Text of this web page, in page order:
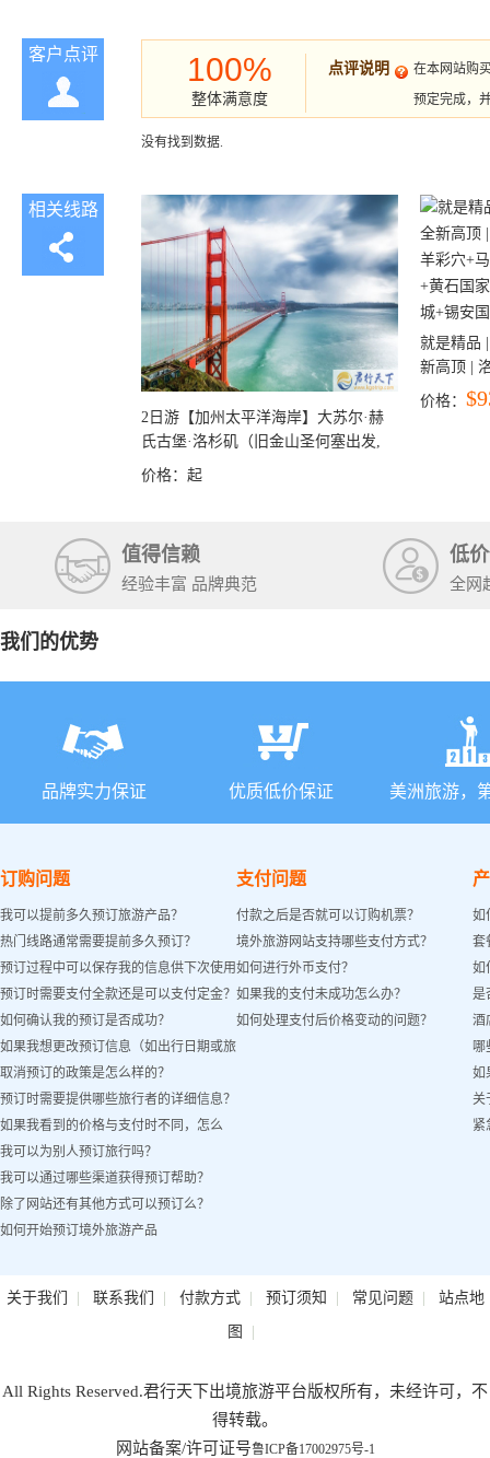
客户点评 100%
整体满意度
点评说明
在本网站购
预定完成，
没有找到数据.
相关线路
2日游【加州太平洋海岸】大苏尔·赫
氏古堡·洛杉矶（旧金山圣何塞出发,
洛杉矶结束）
价格： 起
就是精品
新高顶 |
彩穴+马
价格：
值得信赖
经验丰富 品牌典范
低
全网
我们的优势
品牌实力保证 优质低价保证 美洲旅游，
订购问题
我可以提前多久预订旅游产品？
热门线路通常需要提前多久预订？
预订过程中可以保存我的信息供下次使用
吗？
预订时需要支付全款还是可以支付定金？
如何确认我的预订是否成功？
如果我想更改预订信息（如出行日期或旅
客姓名）怎么办？
取消预订的政策是怎么样的？
预订时需要提供哪些旅行者的详细信息？
如果我看到的价格与支付时不同，怎么
办？
我可以为别人预订旅行吗？
我可以通过哪些渠道获得预订帮助？
除了网站还有其他方式可以预订么？
如何开始预订境外旅游产品
支付问题
付款之后是否就可以订购机票？
境外旅游网站支持哪些支付方式？
如何进行外币支付？
如果我的支付未成功怎么办？
如何处理支付后价格变动的问题？
如
套
如
是
酒
哪
如
关
紧
关于我们 | 联系我们 | 付款方式| 预订须知 | 常见问题| 站点地
图 |
All Rights Reserved.君行天下出境旅游平台版权所有，未经许可，不
得转载。
网站备案/许可证号鲁ICP备17002975号-1